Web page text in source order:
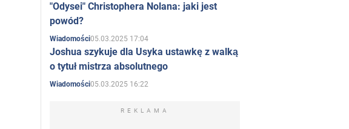
"Odysei" Christophera Nolana: jaki jest
powód?
Wiadomości05.03.2025 17:04
Joshua szykuje dla Usyka ustawkę z walką
o tytuł mistrza absolutnego
Wiadomości05.03.2025 16:22
REKLAMA